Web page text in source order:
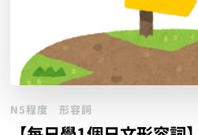
N5程度 形容詞